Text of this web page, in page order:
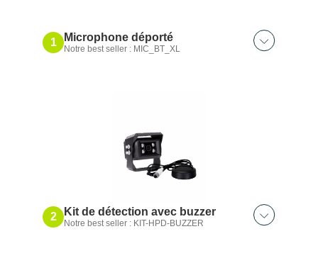
1 Microphone déporté
Notre best seller : MIC_BT_XL
2 Kit de détection avec buzzer
Notre best seller : KIT-HPD-BUZZER